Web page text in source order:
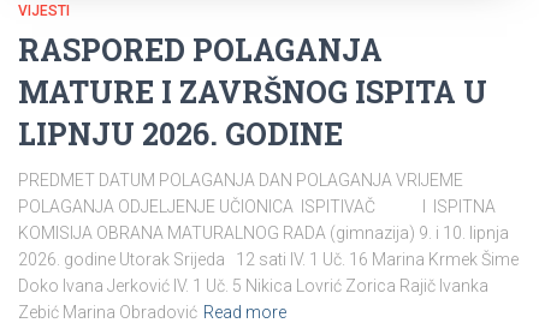
VIJESTI
RASPORED POLAGANJA
MATURE I ZAVRŠNOG ISPITA U
LIPNJU 2026. GODINE
PREDMET DATUM POLAGANJA DAN POLAGANJA VRIJEME
POLAGANJA ODJELJENJE UČIONICA ISPITIVAČ I ISPITNA
KOMISIJA OBRANA MATURALNOG RADA (gimnazija) 9. i 10. lipnja
2026. godine Utorak Srijeda 12 sati IV. 1 Uč. 16 Marina Krmek Šime
Doko Ivana Jerković IV. 1 Uč. 5 Nikica Lovrić Zorica Rajič Ivanka
Zebić Marina Obradović Read more